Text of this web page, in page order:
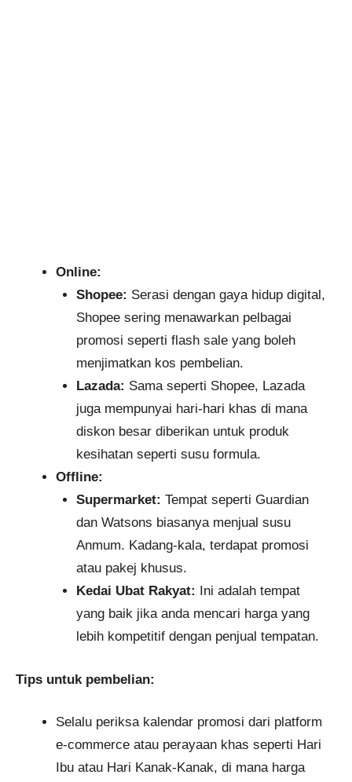
Online:
Shopee: Serasi dengan gaya hidup digital,
Shopee sering menawarkan pelbagai
promosi seperti flash sale yang boleh
menjimatkan kos pembelian.
Lazada: Sama seperti Shopee, Lazada
juga mempunyai hari-hari khas di mana
diskon besar diberikan untuk produk
kesihatan seperti susu formula.
Offline:
Supermarket: Tempat seperti Guardian
dan Watsons biasanya menjual susu
Anmum. Kadang-kala, terdapat promosi
atau pakej khusus.
Kedai Ubat Rakyat: Ini adalah tempat
yang baik jika anda mencari harga yang
lebih kompetitif dengan penjual tempatan.
Tips untuk pembelian:
Selalu periksa kalendar promosi dari platform
e-commerce atau perayaan khas seperti Hari
Ibu atau Hari Kanak-Kanak, di mana harga